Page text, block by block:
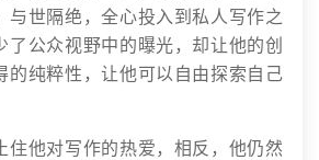
与世隔绝，全心投入到私人写作之
了公众视野中的曝光，却让他的创
的纯粹性，让他可以自由探索自己
住他对写作的热爱，相反，他仍然